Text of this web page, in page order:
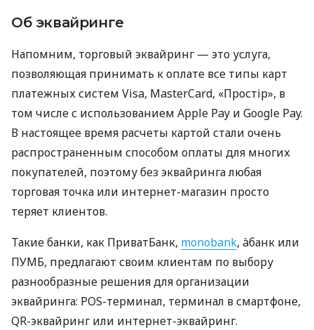
Об эквайринге
Напомним, торговый эквайринг — это услуга,
позволяющая принимать к оплате все типы карт
платежных систем Visa, MasterCard, «Простір», в
том числе с использованием Apple Pay и Google Pay.
В настоящее время расчеты картой стали очень
распространенным способом оплаты для многих
покупателей, поэтому без эквайринга любая
торговая точка или интернет-магазин просто
теряет клиентов.
Такие банки, как ПриватБанк, monobank, àбанк или
ПУМБ, предлагают своим клиентам по выбору
разнообразные решения для организации
эквайринга: POS-терминал, терминал в смартфоне,
QR-эквайринг или интернет-эквайринг.